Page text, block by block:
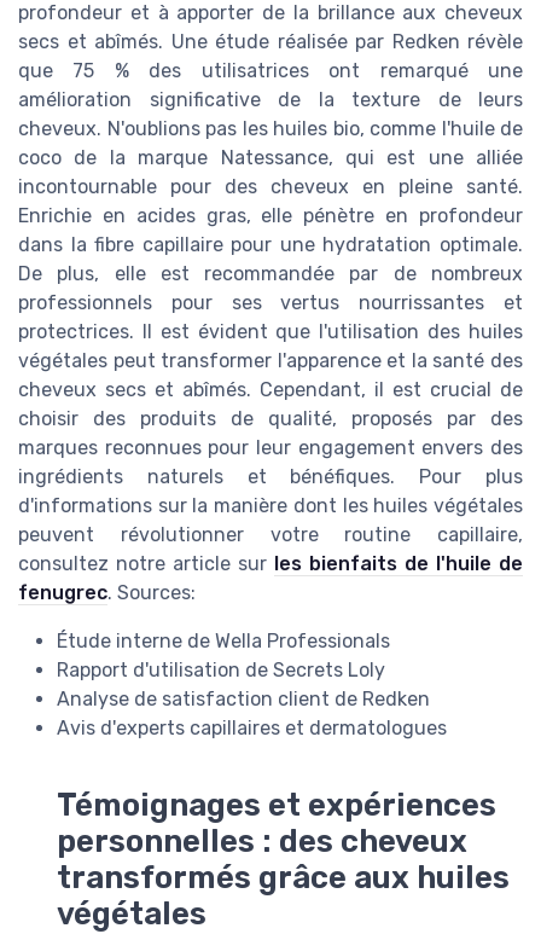
profondeur et à apporter de la brillance aux cheveux
secs et abîmés. Une étude réalisée par Redken révèle
que 75 % des utilisatrices ont remarqué une
amélioration significative de la texture de leurs
cheveux. N'oublions pas les huiles bio, comme l'huile de
coco de la marque Natessance, qui est une alliée
incontournable pour des cheveux en pleine santé.
Enrichie en acides gras, elle pénètre en profondeur
dans la fibre capillaire pour une hydratation optimale.
De plus, elle est recommandée par de nombreux
professionnels pour ses vertus nourrissantes et
protectrices. Il est évident que l'utilisation des huiles
végétales peut transformer l'apparence et la santé des
cheveux secs et abîmés. Cependant, il est crucial de
choisir des produits de qualité, proposés par des
marques reconnues pour leur engagement envers des
ingrédients naturels et bénéfiques. Pour plus
d'informations sur la manière dont les huiles végétales
peuvent révolutionner votre routine capillaire,
consultez notre article sur les bienfaits de l'huile de
fenugrec. Sources:
Étude interne de Wella Professionals
Rapport d'utilisation de Secrets Loly
Analyse de satisfaction client de Redken
Avis d'experts capillaires et dermatologues
Témoignages et expériences
personnelles : des cheveux
transformés grâce aux huiles
végétales